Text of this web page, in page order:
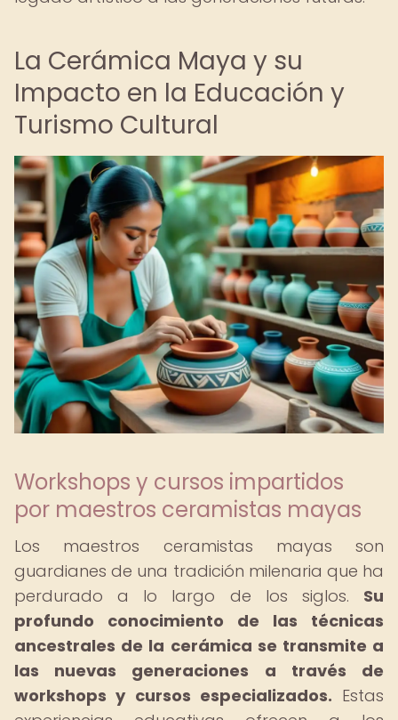
La Cerámica Maya y su
Impacto en la Educación y
Turismo Cultural
Workshops y cursos impartidos
por maestros ceramistas mayas
Los maestros ceramistas mayas son
guardianes de una tradición milenaria que ha
perdurado a lo largo de los siglos. Su
profundo conocimiento de las técnicas
ancestrales de la cerámica se transmite a
las nuevas generaciones a través de
workshops y cursos especializados. Estas